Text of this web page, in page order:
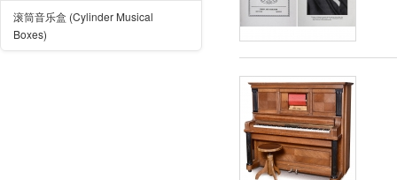
滚筒音乐盒 (Cylinder Musical
Boxes)